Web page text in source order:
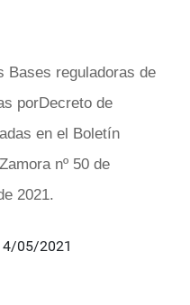
Bases reguladoras de
porDecreto de
en el Boletín
Zamora nº 50 de
2021.
05/2021